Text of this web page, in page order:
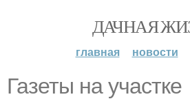
ДАЧНАЯ
главная новости
Газеты на участке